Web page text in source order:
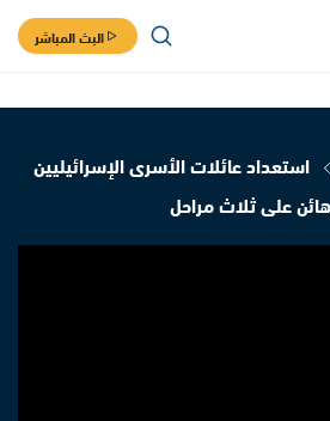
البث المباشر
استعداد عائلات الأسرى الإسرائيليين
على ثلاث مراحل